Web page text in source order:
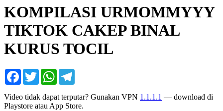
KOMPILASI URMOMMYYY
TIKTOK CAKEP BINAL
KURUS TOCIL
Facebook
TwitterWhatsApp
Video tidak dapat terputar? Gunakan VPN 1.1.1.1 — download di
Playstore atau App Store.